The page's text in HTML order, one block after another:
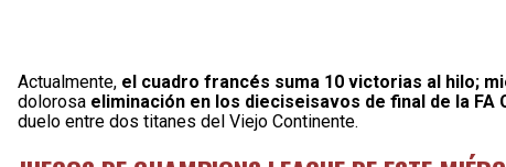
Actualmente, el cuadro francés suma 10 victorias al hilo;
dolorosa eliminación en los dieciseisavos de final de la FA
duelo entre dos titanes del Viejo Continente.